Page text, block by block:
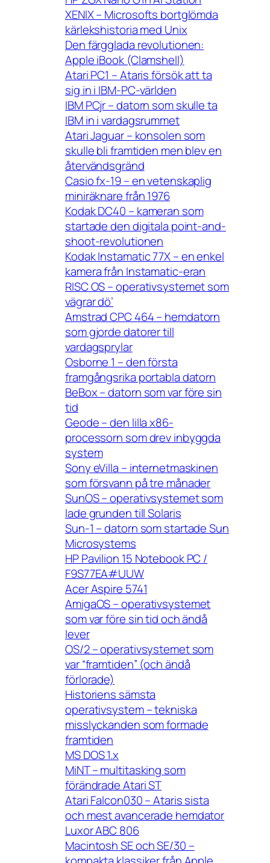
XENIX – Microsofts bortglömda
kärlekshistoria med Unix
Den färgglada revolutionen:
Apple iBook (Clamshell)
Atari PC1 – Ataris försök att ta
sig in i IBM-PC-världen
IBM PCjr – datorn som skulle ta
IBM in i vardagsrummet
Atari Jaguar – konsolen som
skulle bli framtiden men blev en
återvändsgränd
Casio fx-19 – en vetenskaplig
miniräknare från 1976
Kodak DC40 – kameran som
startade den digitala point-and-
shoot-revolutionen
Kodak Instamatic 77X – en enkel
kamera från Instamatic-eran
RISC OS – operativsystemet som
vägrar dö’
Amstrad CPC 464 – hemdatorn
som gjorde datorer till
vardagsprylar
Osborne 1 – den första
framgångsrika portabla datorn
BeBox – datorn som var före sin
tid
Geode – den lilla x86-
processorn som drev inbyggda
system
Sony eVilla – internetmaskinen
som försvann på tre månader
SunOS – operativsystemet som
lade grunden till Solaris
Sun-1 – datorn som startade Sun
Microsystems
HP Pavilion 15 Notebook PC /
F9S77EA#UUW
Acer Aspire 5741
AmigaOS – operativsystemet
som var före sin tid och ändå
lever
OS/2 – operativsystemet som
var “framtiden” (och ändå
förlorade)
Historiens sämsta
operativsystem – tekniska
misslyckanden som formade
framtiden
MS DOS 1.x
MiNT – multitasking som
förändrade Atari ST
Atari Falcon030 – Ataris sista
och mest avancerade hemdator
Luxor ABC 806
Macintosh SE och SE/30 –